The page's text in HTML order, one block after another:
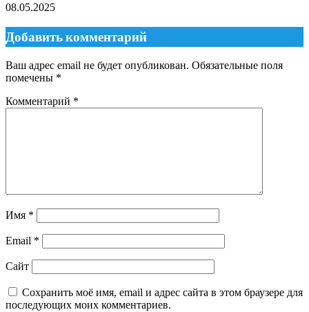
08.05.2025
Добавить комментарий
Ваш адрес email не будет опубликован. Обязательные поля
помечены *
Комментарий *
Имя *
Email *
Сайт
Сохранить моё имя, email и адрес сайта в этом браузере для
последующих моих комментариев.